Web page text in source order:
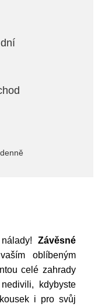
Závěsné
oblíbeným
celé zahrady
kdybyste
i pro svůj